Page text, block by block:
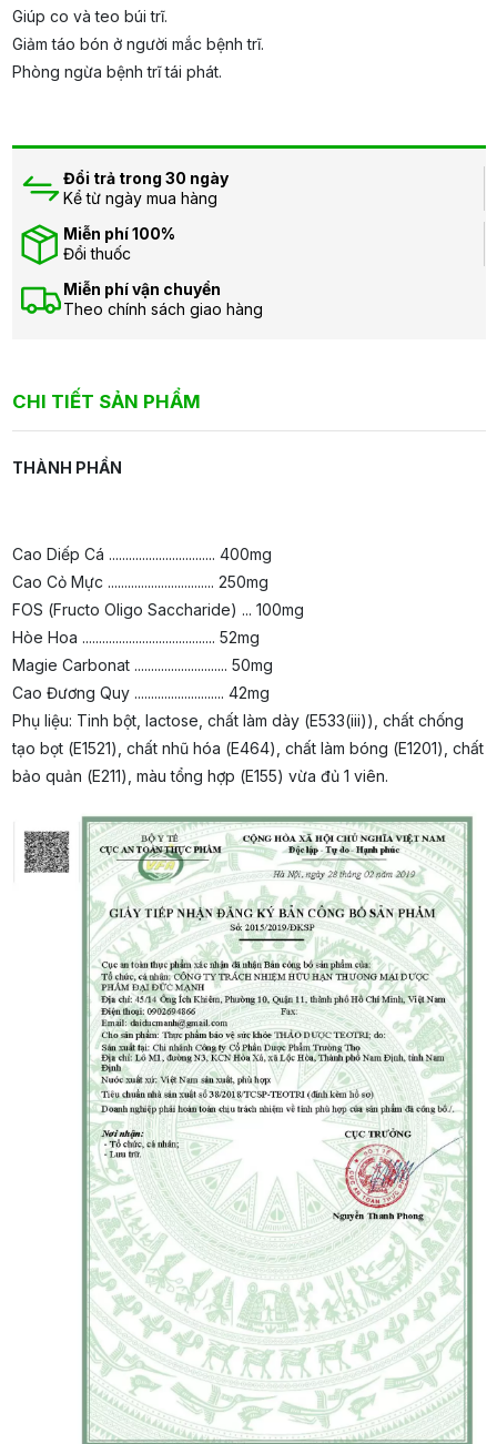
Giúp co và teo búi trĩ.
Giảm táo bón ở người mắc bệnh trĩ.
Phòng ngừa bệnh trĩ tái phát.
Đổi trả trong 30 ngày
Kể từ ngày mua hàng
Miễn phí 100%
Đổi thuốc
Miễn phí vận chuyển
Theo chính sách giao hàng
CHI TIẾT SẢN PHẨM
THÀNH PHẦN
Cao Diếp Cá ................................ 400mg
Cao Cỏ Mực ................................ 250mg
FOS (Fructo Oligo Saccharide) ... 100mg
Hòe Hoa ........................................ 52mg
Magie Carbonat ............................ 50mg
Cao Đương Quy ........................... 42mg
Phụ liệu: Tinh bột, lactose, chất làm dày (E533(iii)), chất chống
tạo bọt (E1521), chất nhũ hóa (E464), chất làm bóng (E1201), chất
bảo quản (E211), màu tổng hợp (E155) vừa đủ 1 viên.